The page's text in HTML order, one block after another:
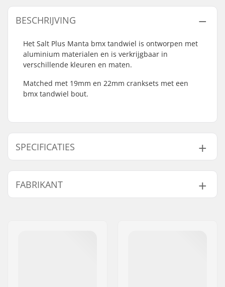
BESCHRIJVING
Het Salt Plus Manta bmx tandwiel is ontworpen met
aluminium materialen en is verkrijgbaar in
verschillende kleuren en maten.
Matched met 19mm en 22mm cranksets met een
bmx tandwiel bout.
SPECIFICATIES
Aantal tanden:
25T, 28T
Tandwiel installatie:
Gewicht:
59g
FABRIKANT